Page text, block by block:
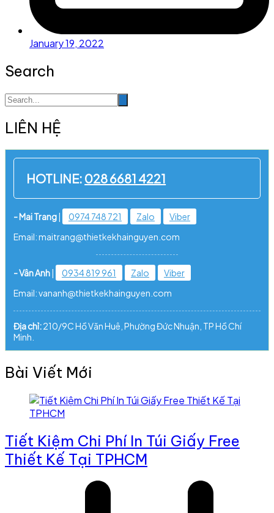
January 19, 2022
Search
LIÊN HỆ
HOTLINE: 028 6681 4221
- Mai Trang| 0974 748 721 Zalo
Viber
Email: maitrang@thietkekhainguyen.com
- Vân Anh| 0934 819 961 Zalo
Viber
Email: vananh@thietkekhainguyen.com
Địa chỉ:210/9C Hồ Văn Huê, Phường Đức Nhuận, TP Hồ Chí
Minh.
Bài Viết Mới
Tiết Kiệm Chi Phí In Túi Giấy Free
Thiết Kế Tại TPHCM